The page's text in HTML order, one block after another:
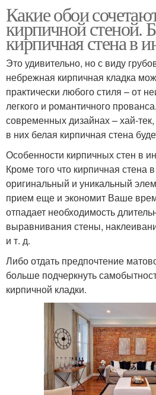
Какие обои
кирпичной стеной.
кирпичная стена в
Это удивительно, но с виду
небрежная кирпичная кладка
практически любого стиля – от
легкого и романтичного
современных дизайнах – хай-
в них белая кирпичная стена
Особенности кирпичных стен в
Кроме того что кирпичная стена
оригинальный и уникальный
прием еще и экономит Ваше
отпадает необходимость
выравнивания стены,
и т. д.
Либо отдать предпочтение
больше подчеркнуть
кирпичной кладки.